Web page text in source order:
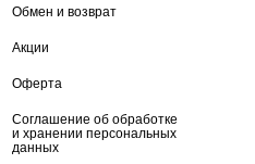
Обмен и возврат
Акции
Оферта
Соглашение об обработке
и хранении персональных
данных